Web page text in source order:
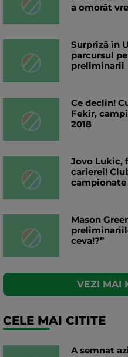
a omorât
Surpriză în
parcursul
preliminarii
Ce declin!
Fekir,
2018
Jovo Lukic,
carierei!
Mason
ceva!?”
VEZI MAI
CELE MAI CITITE
A semnat